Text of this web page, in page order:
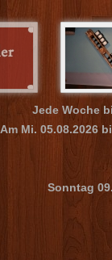
Jede Woche
Am Mi. 05.08.2026
Sonntag